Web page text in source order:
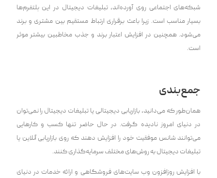
شبکه‌های اجتماعی روی آورده‌اند، تبلیغات دیجیتال در این پلتفرم‌ها
بسیار مناسب است. زیرا باعث برقراری ارتباط مستقیم بین مشتری و برند
می‌شود. همچنین در افزایش اعتبار برند و جذب مخاطبین بیشتر موثر
است.
جمع‌بندی
همان‌طور که می‌دانید، بازاریابی دیجیتالی یا تبلیغات دیجیتال را نمی‌توان
در دنیای امروز نادیده گرفت. در حال حاضر تنها کسب و کارهایی
می‌توانند شانس موفقیت خود را افزایش دهند که روی بازاریابی آنلاین یا
تبلیغات دیجیتال به روش‌های مختلف سرمایه‌گذاری کنند.
با افزایش روز‌افزون وب سایت‌های فروشگاهی و ارائه خدمات در دنیای